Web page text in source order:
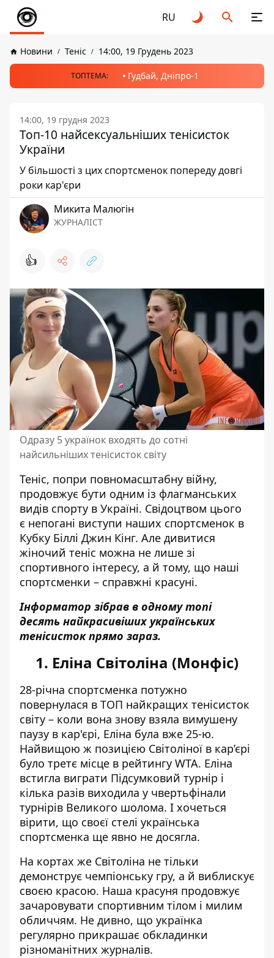
RU
Новини Теніс 14:00, 19 Грудень 2023
ТОПТЕМА: Гудбай, Дніпро-1
14:00, 19 грудня 2023
Топ-10 найсексуальніших тенісисток
України
У більшості з цих спортсменок попереду довгі
роки кар'єри
Микита Малюгін
ЖУРНАЛІСТ
👍
Одразу 5 українок входять до сотні
найсильніших тенісисток світу
Теніс, попри повномасштабну війну,
продовжує бути одним із флагманських
видів спорту в Україні. Свідоцтвом цього
є непогані виступи наших спортсменок в
Кубку Біллі Джин Кінг. Але дивитися
жіночий теніс можна не лише зі
спортивного інтересу, а й тому, що наші
спортсменки – справжні красуні.
Інформатор зібрав в одному топі
десять найкрасивіших українських
тенісисток прямо зараз.
1. Еліна Світоліна (Монфіс)
28-річна спортсменка потужно
повернулася в ТОП найкращих тенісисток
світу – коли вона знову взяла вимушену
паузу в кар'єрі, Еліна була вже 25-ю.
Найвищою ж позицією Світоліної в кар’єрі
було третє місце в рейтингу WTA. Еліна
встигла виграти Підсумковий турнір і
кілька разів виходила у чвертьфінали
турнірів Великого шолома. І хочеться
вірити, що своєї стелі українська
спортсменка ще явно не досягла.
На кортах же Світоліна не тільки
демонструє чемпіонську гру, а й виблискує
своєю красою. Наша красуня продовжує
зачаровувати спортивним тілом і милим
обличчям. Не дивно, що українка
регулярно прикрашає обкладинки
різноманітних журналів.